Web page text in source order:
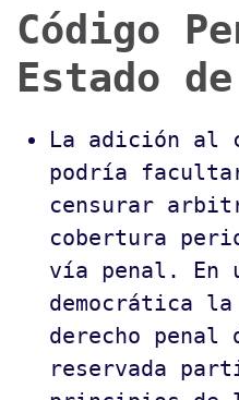
Código
Estado
La adición al
podría
censurar
cobertura
vía penal. En
democrática
derecho penal
reservada